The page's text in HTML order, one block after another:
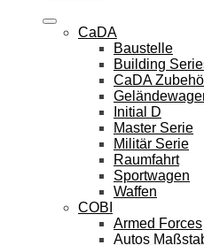
CaDA
Baustelle
Building
CaDA
Initial D
Master Serie
Militär Serie
Raumfahrt
Sportwagen
Waffen
COBI
Armed Forces
Autos